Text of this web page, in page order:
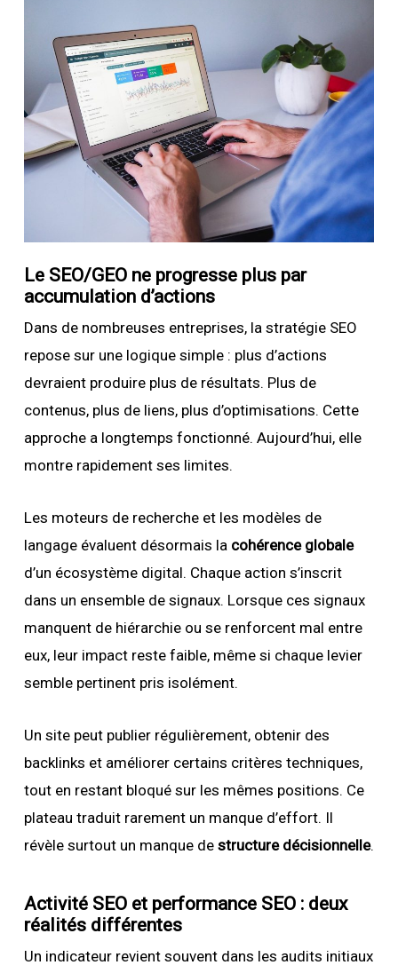
Le SEO/GEO ne progresse plus par
accumulation d’actions
Dans de nombreuses entreprises, la stratégie SEO
repose sur une logique simple : plus d’actions
devraient produire plus de résultats. Plus de
contenus, plus de liens, plus d’optimisations. Cette
approche a longtemps fonctionné. Aujourd’hui, elle
montre rapidement ses limites.
Les moteurs de recherche et les modèles de
langage évaluent désormais la cohérence globale
d’un écosystème digital. Chaque action s’inscrit
dans un ensemble de signaux. Lorsque ces signaux
manquent de hiérarchie ou se renforcent mal entre
eux, leur impact reste faible, même si chaque levier
semble pertinent pris isolément.
Un site peut publier régulièrement, obtenir des
backlinks et améliorer certains critères techniques,
tout en restant bloqué sur les mêmes positions. Ce
plateau traduit rarement un manque d’effort. Il
révèle surtout un manque de structure décisionnelle.
Activité SEO et performance SEO : deux
réalités différentes
Un indicateur revient souvent dans les audits initiaux